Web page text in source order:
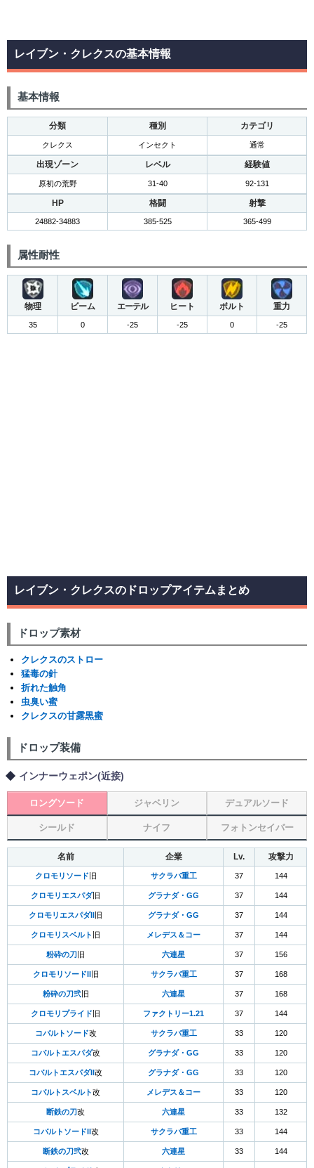
レイブン・クレクスの基本情報
基本情報
分類 種別 カテゴリ
クレクス インセクト 通常
出現ゾーン レベル 経験値
原初の荒野 31-40 92-131
HP 格闘 射撃
24882-34883 385-525 365-499
属性耐性
物理 ビーム エーテル ヒート ボルト 重力
35 0 -25 -25 0 -25
レイブン・クレクスのドロップアイテムまとめ
ドロップ素材
クレクスのストロー
猛毒の針
折れた触角
虫臭い蜜
クレクスの甘露黒蜜
ドロップ装備
インナーウェポン(近接)
ロングソード ジャベリン デュアルソード
シールド ナイフ フォトンセイバー
名前 企業 Lv. 攻撃力
クロモリソード 旧 サクラバ重工 37 144
クロモリエスパダ旧 グラナダ・GG 37 144
クロモリエスパダII 旧 グラナダ・GG 37 144
クロモリスベルト 旧 メレデス＆コー 37 144
粉砕の刀 旧 六連星 37 156
クロモリソードII 旧 サクラバ重工 37 168
粉砕の刀弐旧 六連星 37 168
クロモリプライド 旧 ファクトリー1.21 37 144
コバルトソード改 サクラバ重工 33 120
コバルトエスパダ改 グラナダ・GG 33 120
コバルトエスパダII 改 グラナダ・GG 33 120
コバルトスベルト改 メレデス＆コー 33 120
断鉄の刀改 六連星 33 132
コバルトソードII 改 サクラバ重工 33 144
断鉄の刀弐改 六連星 33 144